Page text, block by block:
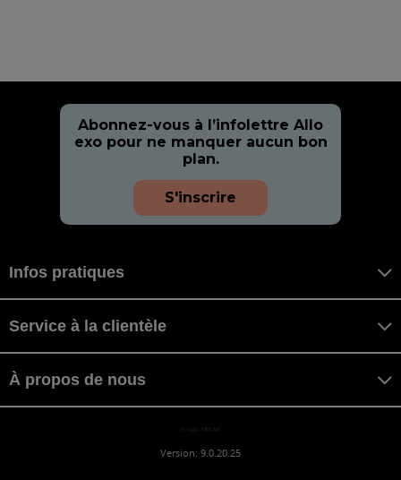
Abonnez-vous à l’infolettre Allo
exo pour ne manquer aucun bon
plan.
S'inscrire
Infos pratiques
Service à la clientèle
À propos de nous
misaki MISAKI
Version: 9.0.20.25